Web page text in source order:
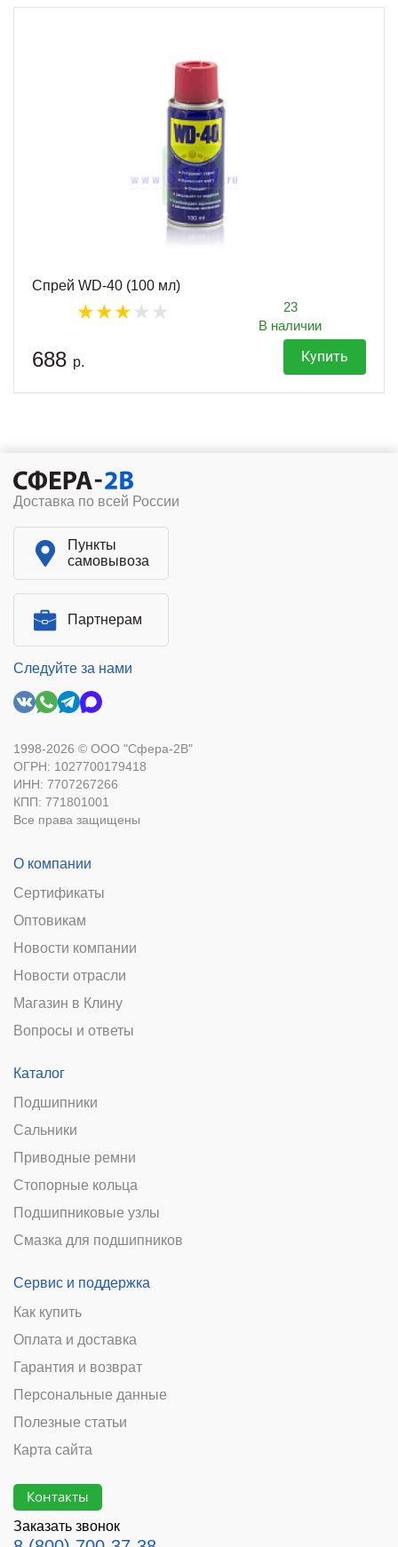
Спрей WD-40 (100 мл)
23
В наличии
688 р. Купить
Доставка по всей России
Пункты
самовывоза
Партнерам
Следуйте за нами
1998-2026 © ООО "Сфера-2В"
ОГРН: 1027700179418
ИНН: 7707267266
КПП: 771801001
Все права защищены
О компании
Сертификаты
Оптовикам
Новости компании
Новости отрасли
Магазин в Клину
Вопросы и ответы
Каталог
Подшипники
Сальники
Приводные ремни
Стопорные кольца
Подшипниковые узлы
Смазка для подшипников
Сервис и поддержка
Как купить
Оплата и доставка
Гарантия и возврат
Персональные данные
Полезные статьи
Карта сайта
Контакты
Заказать звонок